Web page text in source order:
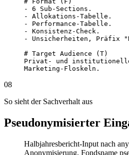
- 6 Sub-Sections.
- Allokations-Tabelle.
- Performance-Tabelle.
- Konsistenz-Check.
- Unsicherheiten, Präfix
# Target Audience (T)
Privat- und institutionelle
Marketing-Floskeln.
08
So sieht der Sachverhalt aus
Pseudonymisierter
Halbjahresbericht-Input nach
Anonymisierung. Fondsname